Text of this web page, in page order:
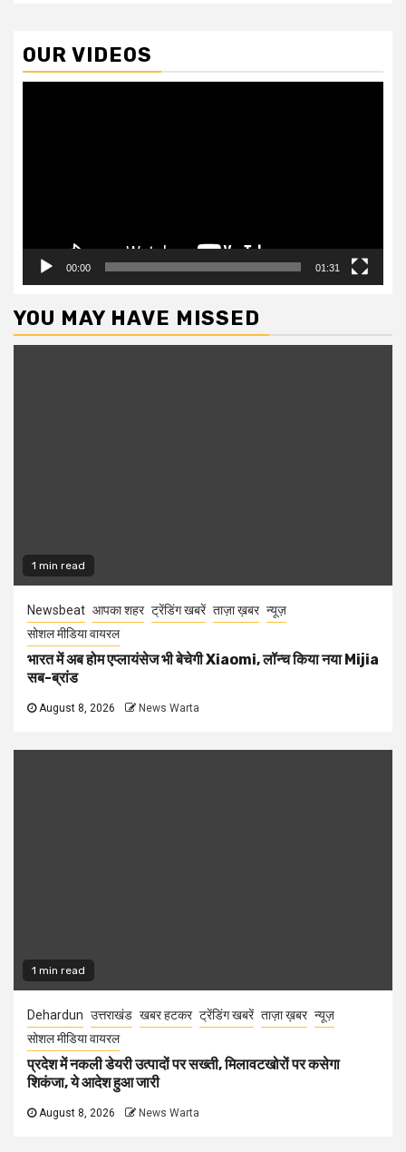
OUR VIDEOS
00:00 01:31
YOU MAY HAVE MISSED
1 min read
Newsbeat आपका शहर ट्रेंडिंग खबरें ताज़ा ख़बर न्यूज़
सोशल मीडिया वायरल
भारत में अब होम एप्लायंसेज भी बेचेगी Xiaomi, लॉन्च किया नया Mijia
सब-ब्रांड
August 8, 2026 News Warta
1 min read
Dehardun उत्तराखंड खबर हटकर ट्रेंडिंग खबरें ताज़ा ख़बर न्यूज़
सोशल मीडिया वायरल
प्रदेश में नकली डेयरी उत्पादों पर सख्ती, मिलावटखोरों पर कसेगा
शिकंजा, ये आदेश हुआ जारी
August 8, 2026 News Warta